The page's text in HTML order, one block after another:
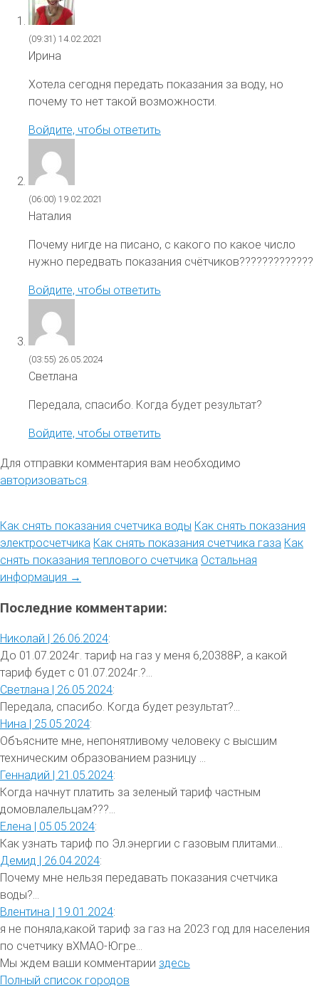
(09:31) 14.02.2021
Ирина
Хотела сегодня передать показания за воду, но
почему то нет такой возможности.
Войдите, чтобы ответить
(06:00) 19.02.2021
Наталия
Почему нигде на писано, с какого по какое число
нужно передвать показания счётчиков?????????????
Войдите, чтобы ответить
(03:55) 26.05.2024
Светлана
Передала, спасибо. Когда будет результат?
Войдите, чтобы ответить
Для отправки комментария вам необходимо
авторизоваться.
Как снять показания счетчика воды Как снять показания
электросчетчика Как снять показания счетчика газа Как
снять показания теплового счетчика Остальная
информация →
Последние комментарии:
Николай | 26.06.2024:
До 01.07.2024г. тариф на газ у меня 6,20388₽, а какой
тариф будет с 01.07.2024г.?...
Светлана | 26.05.2024:
Передала, спасибо. Когда будет результат?...
Нина | 25.05.2024:
Объясните мне, непонятливому человеку с высшим
техническим образованием разницу ...
Геннадий | 21.05.2024:
Когда начнут платить за зеленый тариф частным
домовлалельцам???...
Елена | 05.05.2024:
Как узнать тариф по Эл.энергии с газовым плитами...
Демид | 26.04.2024:
Почему мне нельзя передавать показания счетчика
воды?...
Влентина | 19.01.2024:
я не поняла,какой тариф за газ на 2023 год для населения
по счетчику вХМАО-Югре...
Мы ждем ваши комментарии здесь
Полный список городов